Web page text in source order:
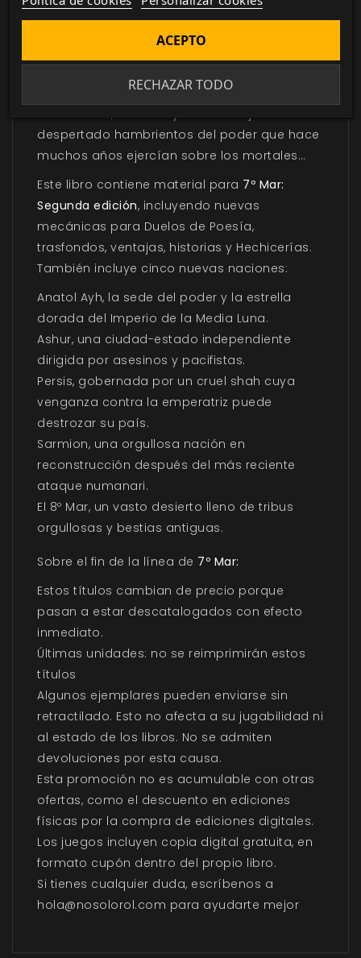
encontrar guijarros entre la arena. El sultán
y su amante, controlado por una fuerza de
despertado hambrientos del poder que hace
muchos años ejercían sobre los mortales…
Este libro contiene material para 7º Mar:
Segunda edición, incluyendo nuevas
mecánicas para Duelos de Poesía,
trasfondos, ventajas, historias y Hechicerías.
También incluye cinco nuevas naciones:
Anatol Ayh, la sede del poder y la estrella
dorada del Imperio de la Media Luna.
Ashur, una ciudad-estado independiente
dirigida por asesinos y pacifistas.
Persis, gobernada por un cruel shah cuya
venganza contra la emperatriz puede
destrozar su país.
Sarmion, una orgullosa nación en
reconstrucción después del más reciente
ataque numanari.
El 8º Mar, un vasto desierto lleno de tribus
orgullosas y bestias antiguas.
Sobre el fin de la línea de 7º Mar:
Estos títulos cambian de precio porque
pasan a estar descatalogados con efecto
inmediato.
Últimas unidades: no se reimprimirán estos
títulos
Algunos ejemplares pueden enviarse sin
retractilado. Esto no afecta a su jugabilidad ni
al estado de los libros. No se admiten
devoluciones por esta causa.
Esta promoción no es acumulable con otras
ofertas, como el descuento en ediciones
físicas por la compra de ediciones digitales.
Los juegos incluyen copia digital gratuita, en
formato cupón dentro del propio libro.
Si tienes cualquier duda, escríbenos a
hola@nosolorol.com para ayudarte mejor
RECHAZAR TODO
ACEPTO